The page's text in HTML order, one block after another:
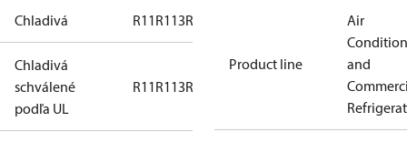
Chladivá R11R113R12 R407A
Chladivá
schválené
podľa UL
R11R113R12 R407A
Product line
Air
and